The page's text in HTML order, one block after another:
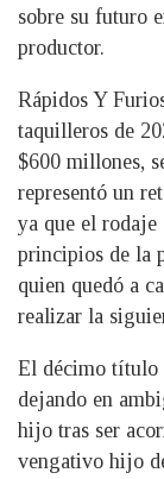
sobre su futuro
productor.
Rápidos Y
taquilleros de
$600 millones,
representó un
ya que el
principios de la
quien quedó a
realizar la
El décimo título
dejando en
hijo tras ser
vengativo hijo